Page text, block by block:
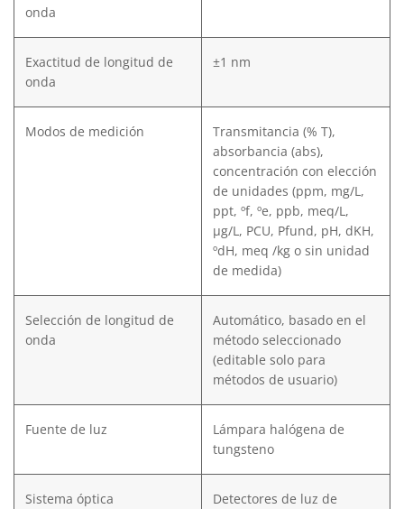
onda
Exactitud de longitud de
onda
±1 nm
Modos de medición
Transmitancia (% T),
absorbancia (abs),
concentración con elección
de unidades (ppm, mg/L,
ppt, ºf, ºe, ppb, meq/L,
μg/L, PCU, Pfund, pH, dKH,
ºdH, meq /kg o sin unidad
de medida)
Selección de longitud de
onda
Automático, basado en el
método seleccionado
(editable solo para
métodos de usuario)
Fuente de luz
Lámpara halógena de
tungsteno
Sistema óptica
Detectores de luz de